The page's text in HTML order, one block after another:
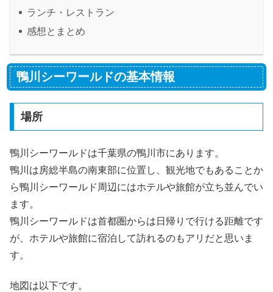
ランチ・レストラン
感想とまとめ
鴨川シーワールドの基本情報
場所
鴨川シーワールドは千葉県の鴨川市にあります。
鴨川は房総半島の南東部に位置し、観光地でもあることか
ら鴨川シーワールド周辺にはホテルや旅館が立ち並んでい
ます。
鴨川シーワールドは首都圏からは日帰りで行ける距離です
が、ホテルや旅館に宿泊して訪れるのもアリだと思いま
す。
地図は以下です。